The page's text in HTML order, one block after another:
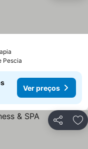
Pescia
Ver preços
Partilhar